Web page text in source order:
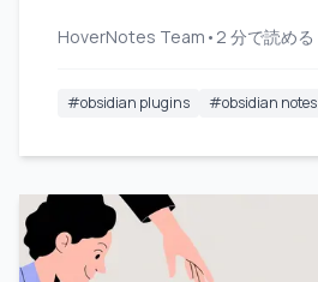
HoverNotes Team • 2 分で読める
#obsidian plugins #obsidian notes